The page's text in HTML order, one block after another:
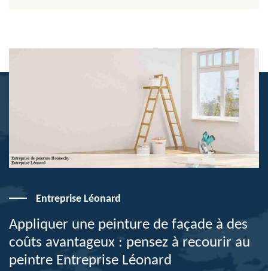
Entreprise Léonard
Appliquer une peinture de façade à des
coûts avantageux : pensez à recourir au
peintre Entreprise Léonard